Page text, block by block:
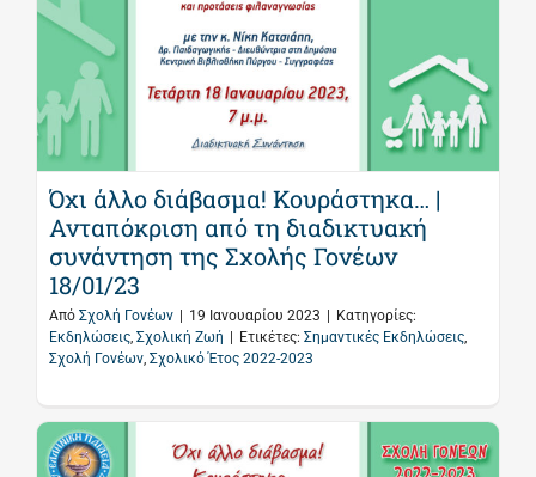
Όχι άλλο διάβασμα! Κουράστηκα… |
Ανταπόκριση από τη διαδικτυακή
συνάντηση της Σχολής Γονέων
18/01/23
Από Σχολή Γονέων 19 Ιανουαρίου 2023
Κατηγορίες:
Εκδηλώσεις, Σχολική Ζωή Ετικέτες: Σημαντικές Εκδηλώσεις,
Σχολή Γονέων, Σχολικό Έτος 2022-2023